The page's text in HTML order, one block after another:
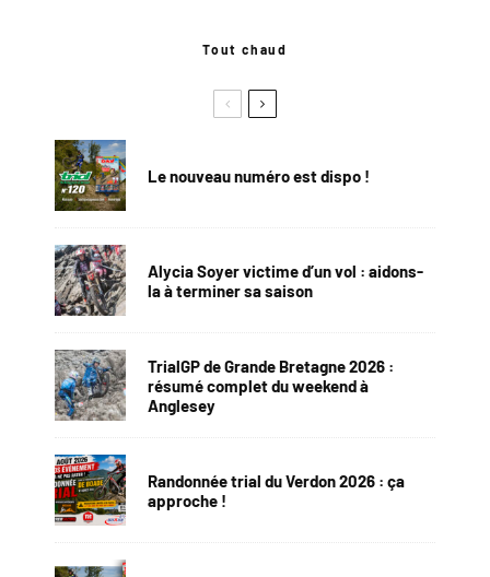
Tout chaud
Le nouveau numéro est dispo !
Alycia Soyer victime d’un vol : aidons-
la à terminer sa saison
TrialGP de Grande Bretagne 2026 :
résumé complet du weekend à
Anglesey
Randonnée trial du Verdon 2026 : ça
approche !